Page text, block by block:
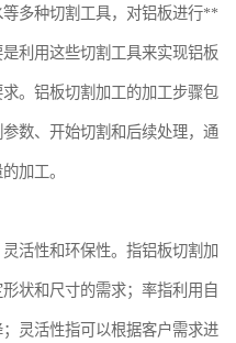
多种切割工具，对铝板进行**
利用这些切割工具来实现铝板
。铝板切割加工的加工步骤包
数、开始切割和后续处理，通
加工。
活性和环保性。指铝板切割加
状和尺寸的需求；率指利用自
灵活性指可以根据客户需求进